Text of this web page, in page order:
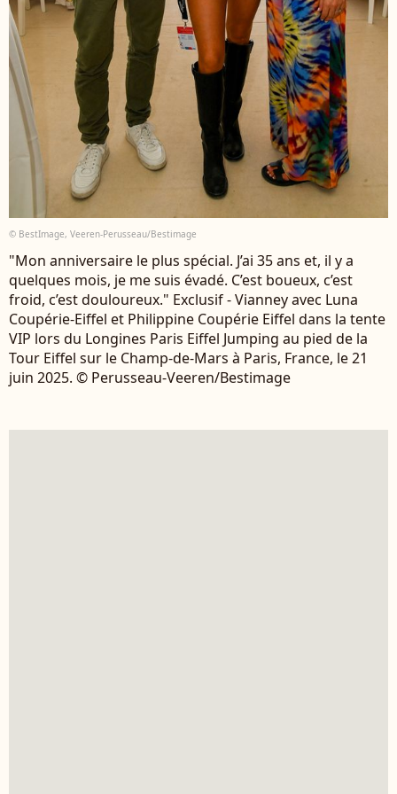
© BestImage, Veeren-Perusseau/Bestimage
"Mon anniversaire le plus spécial. J’ai 35 ans et, il y a
quelques mois, je me suis évadé. C’est boueux, c’est
froid, c’est douloureux." Exclusif - Vianney avec Luna
Coupérie-Eiffel et Philippine Coupérie Eiffel dans la tente
VIP lors du Longines Paris Eiffel Jumping au pied de la
Tour Eiffel sur le Champ-de-Mars à Paris, France, le 21
juin 2025. © Perusseau-Veeren/Bestimage